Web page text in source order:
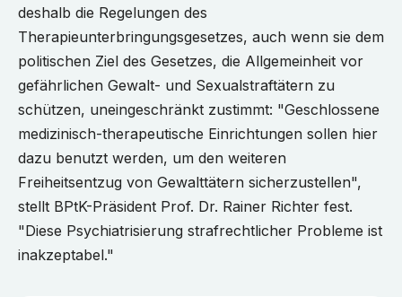
deshalb die Regelungen des
Therapieunterbringungsgesetzes, auch wenn sie dem
politischen Ziel des Gesetzes, die Allgemeinheit vor
gefährlichen Gewalt- und Sexualstraftätern zu
schützen, uneingeschränkt zustimmt: "Geschlossene
medizinisch-therapeutische Einrichtungen sollen hier
dazu benutzt werden, um den weiteren
Freiheitsentzug von Gewalttätern sicherzustellen",
stellt BPtK-Präsident Prof. Dr. Rainer Richter fest.
"Diese Psychiatrisierung strafrechtlicher Probleme ist
inakzeptabel."